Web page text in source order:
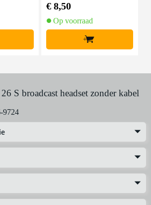
€ 8,50
Op voorraad
+
S broadcast headset zonder kabel
9724